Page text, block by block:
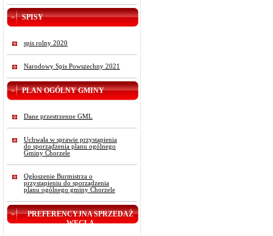
SPISY
spis rolny 2020
Narodowy Spis Powszechny 2021
PLAN OGÓLNY GMINY
Dane przestrzenne GML
Uchwała w sprawie przystąpienia
do sporządzenia planu ogólnego
Gminy Chorzele
Ogłoszenie Burmistrza o
przystąpieniu do sporządzenia
planu ogólnego gminy Chorzele
PREFERENCYJNA SPRZEDAŻ
WĘGLA